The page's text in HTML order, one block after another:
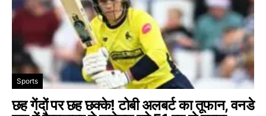
Sports
छह गेंदों पर छह छक्के! टोबी अलबर्ट का तूफान, वनडे